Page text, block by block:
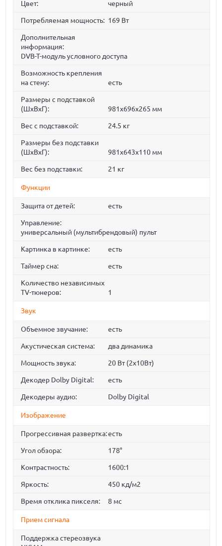
Цвет: черный
Потребляемая мощность: 169 Вт
Дополнительная
информация:
DVB-T-модуль условного доступа
Возможность крепления
на стену:
есть
Размеры с подставкой
(ШxВxГ):
981x696x265 мм
Вес с подставкой: 24.5 кг
Размеры без подставки
(ШxВxГ):
981x643x110 мм
Вес без подставки: 21 кг
Функции
Защита от детей: есть
Управление:
универсальный (мультибрендовый) пульт
Картинка в картинке: есть
Таймер сна: есть
Количество независимых
TV-тюнеров:
1
Звук
Объемное звучание: есть
Акустическая система: два динамика
Мощность звука: 20 Вт (2x10Вт)
Декодер Dolby Digital: есть
Декодеры аудио: Dolby Digital
Изображение
Прогрессивная развертка:есть
Угол обзора: 178°
Контрастность: 1600:1
Яркость: 450 кд/м2
Время отклика пикселя: 8 мс
Прием сигнала
Поддержка стереозвука